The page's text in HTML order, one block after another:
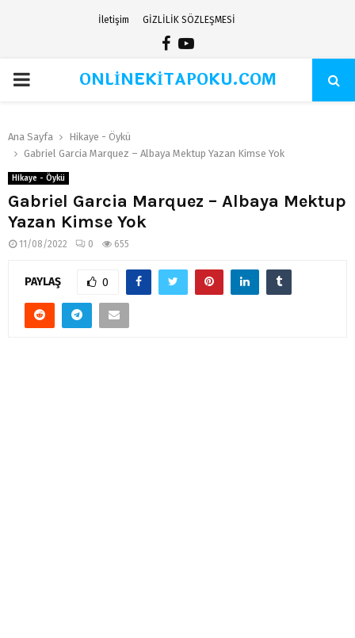
İletişim GİZLİLİK SÖZLEŞMESİ
Facebook
Youtube
PRIMARYONLİNEKİTAPOKU.COM
Ana Sayfa
Hikaye - Öykü
Gabriel Garcia Marquez – Albaya Mektup Yazan Kimse Yok
Hikaye - Öykü
Gabriel Garcia Marquez – Albaya Mektup
Yazan Kimse Yok
11/08/2022 0 655
PAYLAŞ 0